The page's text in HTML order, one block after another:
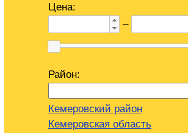
Цена:
–
Район:
Кемеровский район
Кемеровская область